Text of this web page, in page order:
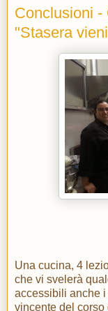
Conclusioni -
"Stasera
Una cucina, 4
che vi svelerà
accessibili anche
vincente del